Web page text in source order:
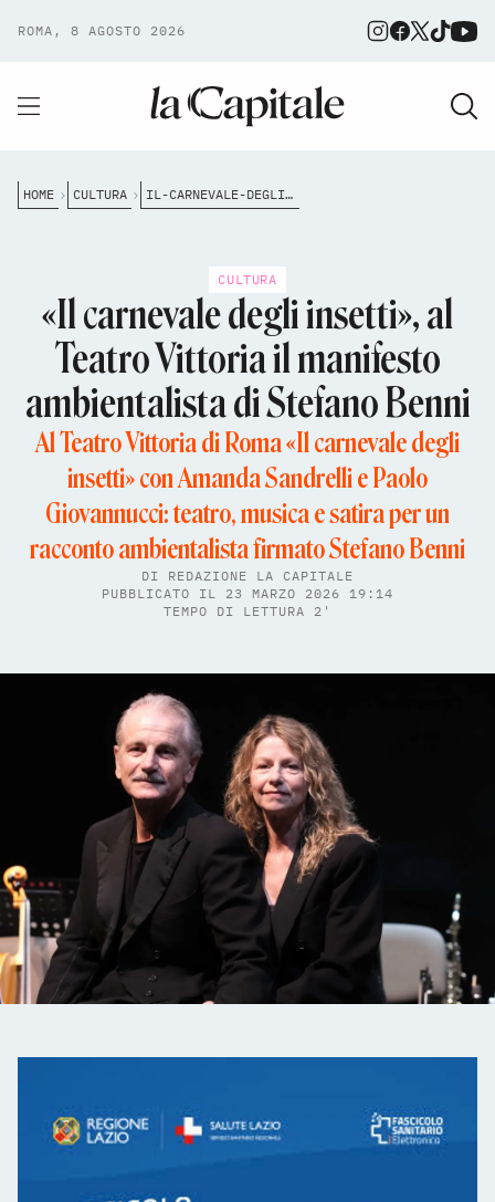
ROMA, 8 AGOSTO 2026
HOME CULTURA IL-CARNEVALE-DEGLI-INSETTI-AL-TEATRO-VITTORIA-IL-MANIFESTO-AMBIENTALISTA-DI-STEFANO-BENNI
CULTURA
«Il carnevale degli insetti», al
Teatro Vittoria il manifesto
ambientalista di Stefano Benni
Al Teatro Vittoria di Roma «Il carnevale degli
insetti» con Amanda Sandrelli e Paolo
Giovannucci: teatro, musica e satira per un
racconto ambientalista firmato Stefano Benni
DI REDAZIONE LA CAPITALE
PUBBLICATO IL 23 MARZO 2026 19:14
TEMPO DI LETTURA 2'